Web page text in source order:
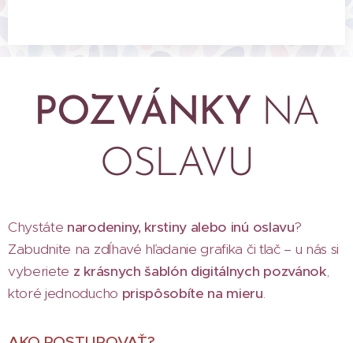
POZVÁNKY NA
OSLAVU
Chystáte narodeniny, krstiny alebo inú oslavu?
Zabudnite na zdĺhavé hľadanie grafika či tlač – u nás si
vyberiete z krásnych šablón digitálnych pozvánok,
ktoré jednoducho prispôsobíte na mieru.